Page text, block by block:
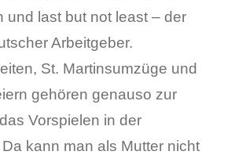
und last but not least – der
Arbeitgeber.
St. Martinsumzüge und
gehören genauso zur
Vorspielen in der
kann man als Mutter nicht